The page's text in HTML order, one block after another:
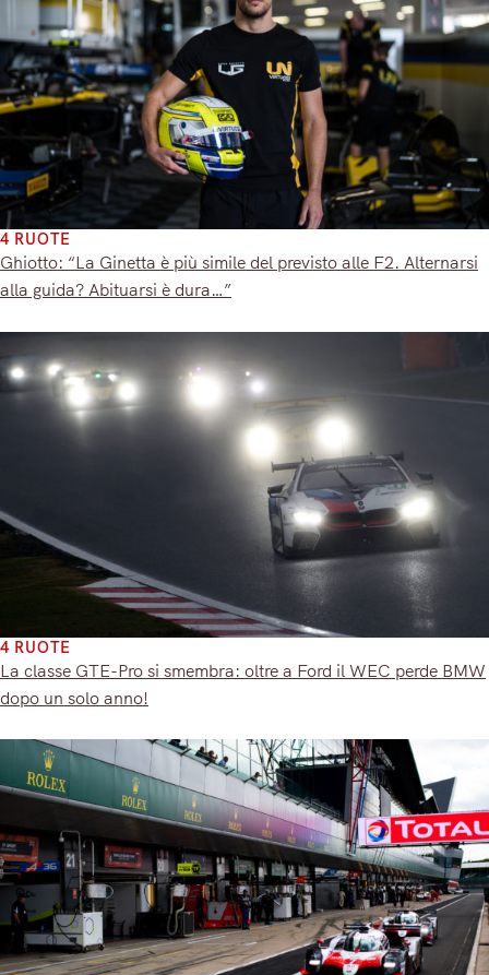
4 RUOTE
Ghiotto: “La Ginetta è più simile del previsto alle F2. Alternarsi
alla guida? Abituarsi è dura…”
4 RUOTE
La classe GTE-Pro si smembra: oltre a Ford il WEC perde BMW
dopo un solo anno!